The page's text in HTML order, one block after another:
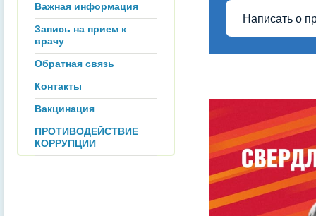
Важная информация
Запись на прием к
врачу
Обратная связь
Контакты
Вакцинация
ПРОТИВОДЕЙСТВИЕ
КОРРУПЦИИ
Написать о